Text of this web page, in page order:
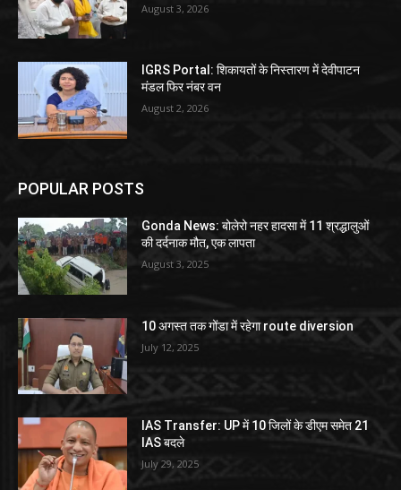
August 3, 2026
IGRS Portal: शिकायतों के निस्तारण में देवीपाटन
मंडल फिर नंबर वन
August 2, 2026
POPULAR POSTS
Gonda News: बोलेरो नहर हादसा में 11 श्रद्धालुओं
की दर्दनाक मौत, एक लापता
August 3, 2025
10 अगस्त तक गोंडा में रहेगा route diversion
July 12, 2025
IAS Transfer: UP में 10 जिलों के डीएम समेत 21
IAS बदले
July 29, 2025